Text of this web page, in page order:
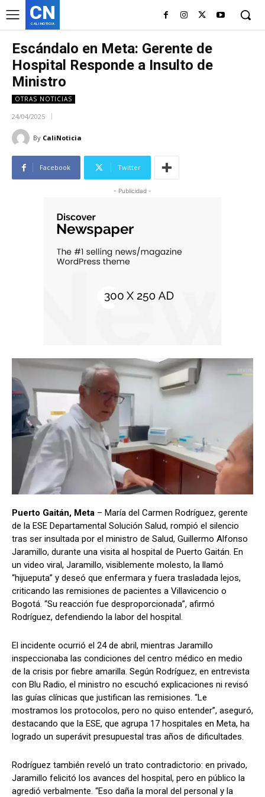
CN
CALI NOTICIA
Escándalo en Meta: Gerente de
Hospital Responde a Insulto de
Ministro
OTRAS NOTICIAS
24/04/2025
By CaliNoticia
Facebook Twitter
- Publicidad -
Puerto Gaitán, Meta – María del Carmen Rodríguez, gerente
de la ESE Departamental Solución Salud, rompió el silencio
tras ser insultada por el ministro de Salud, Guillermo Alfonso
Jaramillo, durante una visita al hospital de Puerto Gaitán. En
un video viral, Jaramillo, visiblemente molesto, la llamó
“hijueputa” y deseó que enfermara y fuera trasladada lejos,
criticando las remisiones de pacientes a Villavicencio o
Bogotá. “Su reacción fue desproporcionada”, afirmó
Rodríguez, defendiendo la labor del hospital.
El incidente ocurrió el 24 de abril, mientras Jaramillo
inspeccionaba las condiciones del centro médico en medio
de la crisis por fiebre amarilla. Según Rodríguez, en entrevista
con Blu Radio, el ministro no escuchó explicaciones ni revisó
las guías clínicas que justifican las remisiones. “Le
mostramos los protocolos, pero no quiso entender”, aseguró,
destacando que la ESE, que agrupa 17 hospitales en Meta, ha
logrado un superávit presupuestal tras años de dificultades.
Rodríguez también reveló un trato contradictorio: en privado,
Jaramillo felicitó los avances del hospital, pero en público la
agredió verbalmente. “Eso daña la moral del personal y la